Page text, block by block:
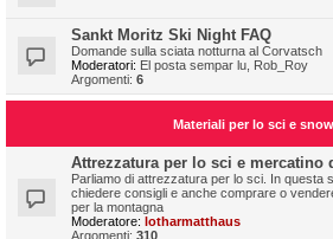
Sankt Moritz Ski Night FAQ
Domande sulla sciata notturna al Corvatsch
Moderatori: El posta sempar lu Rob_Roy
Argomenti: 6
Materiali per lo sci e
Attrezzatura per lo sci e mercatino
Parliamo di attrezzatura per lo sci. In questa
chiedere consigli e anche comprare o
per la montagna
Moderatore: lotharmatthaus
Argomenti: 310